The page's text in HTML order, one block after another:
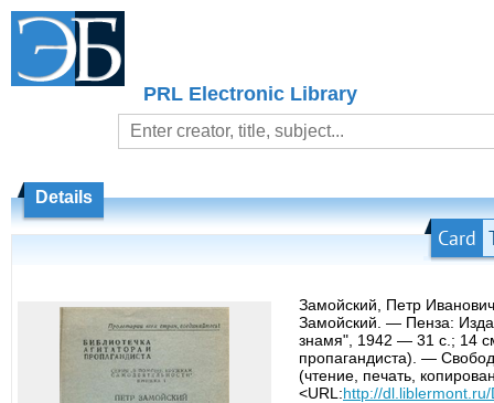
PRL Electronic Library
Details
Card
Замойский, Петр
Замойский. — Пенза:
знамя", 1942 — 31 с.; 14
пропагандиста). —
(чтение, печать,
<URL:http://